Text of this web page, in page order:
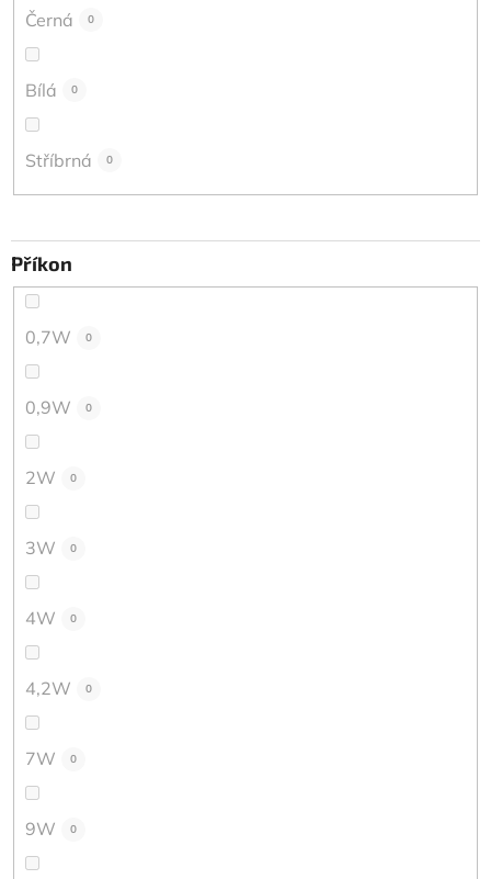
Černá 0
Bílá 0
Stříbrná 0
Příkon
0,7W 0
0,9W 0
2W 0
3W 0
4W 0
4,2W 0
7W 0
9W 0